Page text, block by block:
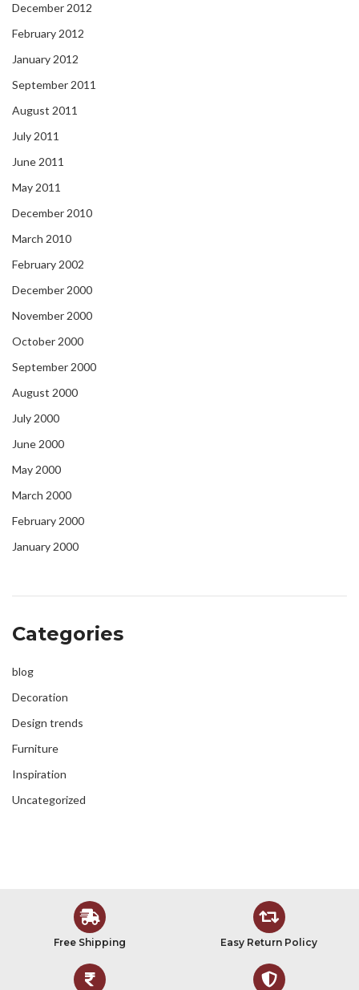
December 2012
February 2012
January 2012
September 2011
August 2011
July 2011
June 2011
May 2011
December 2010
March 2010
February 2002
December 2000
November 2000
October 2000
September 2000
August 2000
July 2000
June 2000
May 2000
March 2000
February 2000
January 2000
Categories
blog
Decoration
Design trends
Furniture
Inspiration
Uncategorized
Free Shipping Easy Return Policy